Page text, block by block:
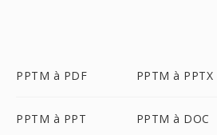
PPTM à PDF PPTM à PPTX
PPTM à PPT PPTM à DOC